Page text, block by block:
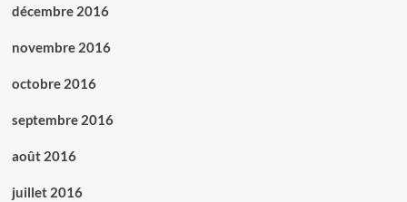
décembre 2016
novembre 2016
octobre 2016
septembre 2016
août 2016
juillet 2016